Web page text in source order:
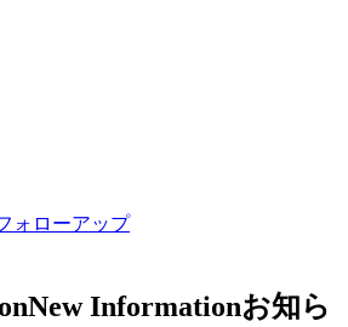
ォローアップ
New Informationお知ら